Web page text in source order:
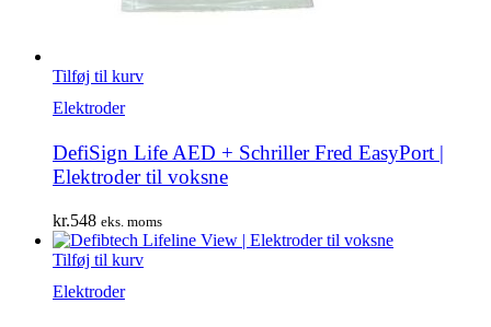
Tilføj til kurv
Elektroder
DefiSign Life AED + Schriller Fred EasyPort |
Elektroder til voksne
kr.548 eks. moms
Tilføj til kurv
Elektroder